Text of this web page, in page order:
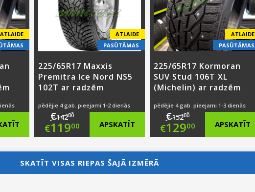
ATLAIDE
ATLAIDE
PASŪTĀMAS
225/65R17 Maxxis
Premitra Ice Nord NS5
102T ar radzēm
pēdējie 4 gab. pieejami 1-2 dienās
€14200
Original
was:
€11900
price
APSKATĪT
ATLAIDE
PASŪTĀMAS
225/65R17 Kormoran
SUV Stud 106T XL
(Michelin) ar radzēm
pēdējie 4 gab. pieejami 1-3 dienās
€15200
Original
€12900 APSKATĪT
SKATĪT VISAS RIEPAS ŠAJĀ IZMĒRĀ